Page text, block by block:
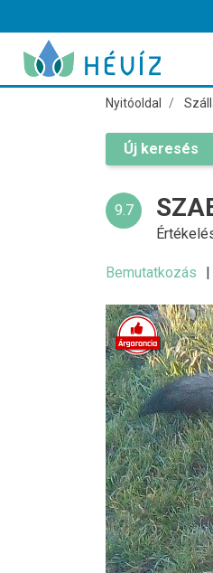
Nyitóoldal
Új keresés
9.7
Bemutatkozás